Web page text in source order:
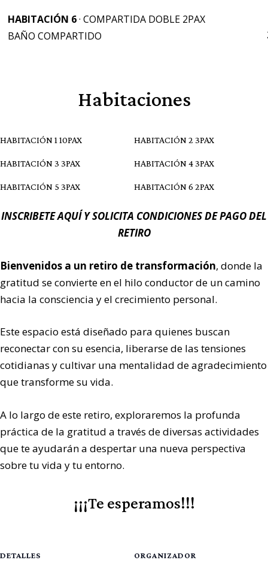
HABITACIÓN 6· COMPARTIDA DOBLE 2PAX
BAÑO COMPARTIDO
Habitaciones
HABITACIÓN 1 10PAX HABITACIÓN 2 3PAX
HABITACIÓN 3 3PAX HABITACIÓN 4 3PAX
HABITACIÓN 5 3PAX HABITACIÓN 6 2PAX
INSCRIBETE AQUÍ Y SOLICITA CONDICIONES DE PAGO DEL
RETIRO
Bienvenidos a un retiro de transformación, donde la
gratitud se convierte en el hilo conductor de un camino
hacia la consciencia y el crecimiento personal.
Este espacio está diseñado para quienes buscan
reconectar con su esencia, liberarse de las tensiones
cotidianas y cultivar una mentalidad de agradecimiento
que transforme su vida.
A lo largo de este retiro, exploraremos la profunda
práctica de la gratitud a través de diversas actividades
que te ayudarán a despertar una nueva perspectiva
sobre tu vida y tu entorno.
¡¡¡Te esperamos!!!
DETALLES ORGANIZADOR